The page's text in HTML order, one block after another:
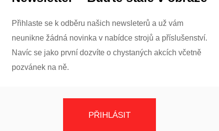
Přihlaste se k odběru našich newsleterů a už vám
neunikne žádná novinka v nabídce strojů a příslušenství.
Navíc se jako první dozvíte o chystaných akcích včetně
pozvánek na ně.
PŘIHLÁSIT